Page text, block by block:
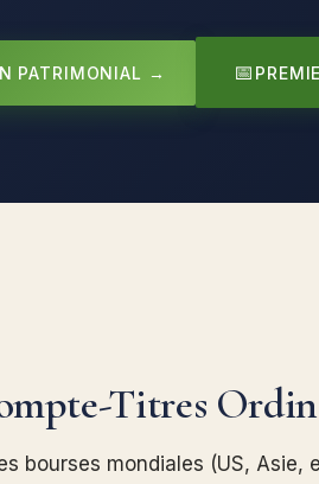
PATRIMONIAL → 📅
Titres
bourses mondiales (US, Asie,